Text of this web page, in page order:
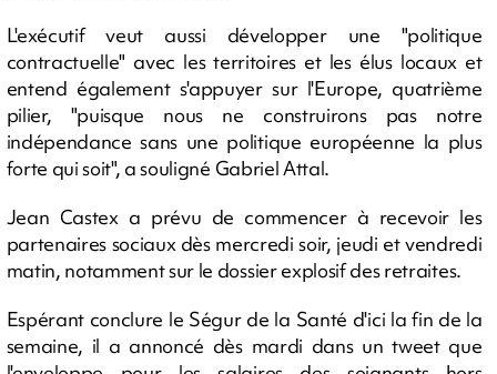
L'exécutif veut aussi développer une "politique
contractuelle" avec les territoires et les élus locaux et
entend également s'appuyer sur l'Europe, quatrième
pilier, "puisque nous ne construirons pas notre
indépendance sans une politique européenne la plus
forte qui soit", a souligné Gabriel Attal.
Jean Castex a prévu de commencer à recevoir les
partenaires sociaux dès mercredi soir, jeudi et vendredi
matin, notamment sur le dossier explosif des retraites.
Espérant conclure le Ségur de la Santé d'ici la fin de la
semaine, il a annoncé dès mardi dans un tweet que